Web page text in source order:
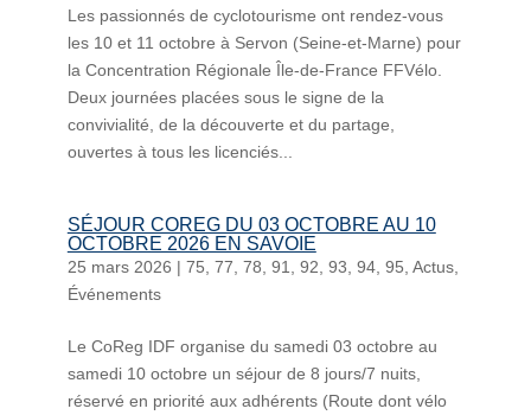
Les passionnés de cyclotourisme ont rendez-vous
les 10 et 11 octobre à Servon (Seine-et-Marne) pour
la Concentration Régionale Île-de-France FFVélo.
Deux journées placées sous le signe de la
convivialité, de la découverte et du partage,
ouvertes à tous les licenciés...
SÉJOUR COREG DU 03 OCTOBRE AU 10
OCTOBRE 2026 EN SAVOIE
25 mars 2026 | 75 77 78 91 92 93 94, 95 Actus,
Événements
Le CoReg IDF organise du samedi 03 octobre au
samedi 10 octobre un séjour de 8 jours/7 nuits,
réservé en priorité aux adhérents (Route dont vélo